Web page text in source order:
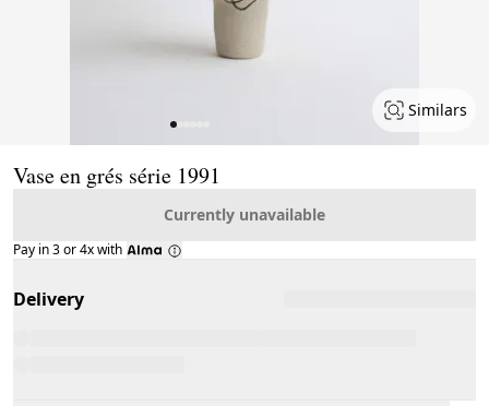
Similars
Vase en grés série 1991
Currently unavailable
Pay in 3 or 4x with
Delivery